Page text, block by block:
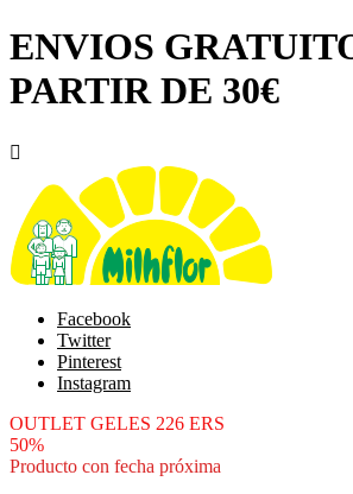
ENVIOS
PARTIR DE 30€

Facebook
Twitter
Pinterest
Instagram
OUTLET GELES 226 ERS
50%
Producto con fecha próxima